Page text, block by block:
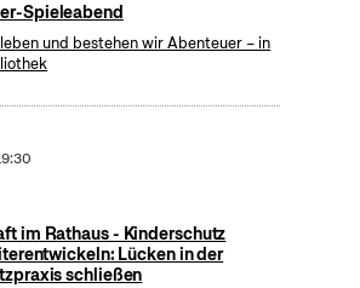
Spieleabend
und bestehen wir Abenteuer – in
im Rathaus - Kinderschutz
Lücken in der
schließen